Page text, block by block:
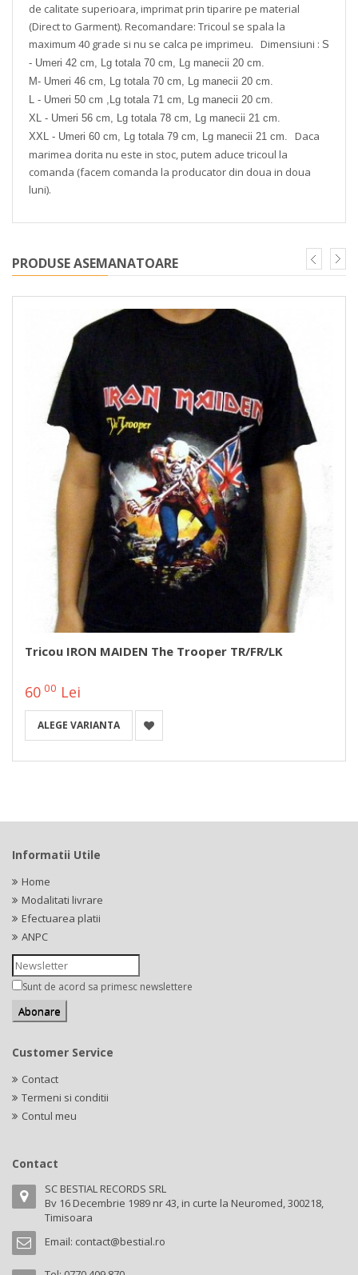
de calitate superioara, imprimat prin tiparire pe material
(Direct to Garment). Recomandare: Tricoul se spala la
maximum 40 grade si nu se calca pe imprimeu. Dimensiuni : S
- Umeri 42 cm, Lg totala 70 cm, Lg manecii 20 cm.
M- Umeri 46 cm, Lg totala 70 cm, Lg manecii 20 cm.
L - Umeri 50 cm ,Lg totala 71 cm, Lg manecii 20 cm.
XL - Umeri 56 cm, Lg totala 78 cm, Lg manecii 21 cm.
XXL - Umeri 60 cm, Lg totala 79 cm, Lg manecii 21 cm.
Daca
marimea dorita nu este in stoc, putem aduce tricoul la
comanda (facem comanda la producator din doua in doua
luni).
PRODUSE ASEMANATOARE
Tricou IRON MAIDEN The Trooper TR/FR/LK
60 00 Lei
ALEGE VARIANTA
Informatii Utile
Home
Modalitati livrare
Efectuarea platii
ANPC
Sunt de acord sa primesc newslettere
Customer Service
Contact
Termeni si conditii
Contul meu
Contact
SC BESTIAL RECORDS SRL
Bv 16 Decembrie 1989 nr 43, in curte la Neuromed, 300218,
Timisoara
Email: contact@bestial.ro